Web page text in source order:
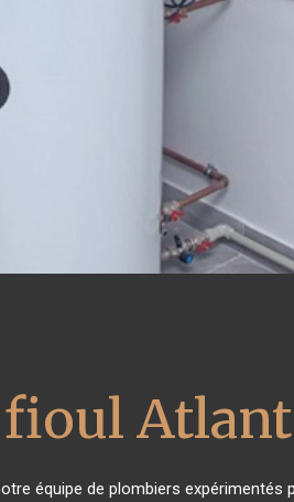
fioul
équipe de plombiers expérimentés